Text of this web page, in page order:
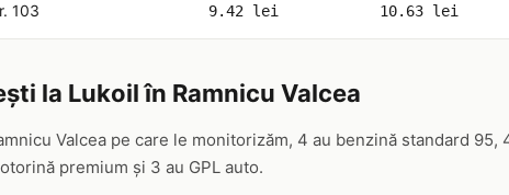
103 9.42 lei 10.63 lei
la Lukoil în Ramnicu Valcea
Valcea pe care le monitorizăm, 4 au benzină standard 95,
premium și 3 au GPL auto.